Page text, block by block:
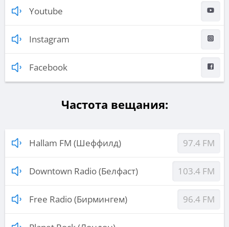
Youtube
Instagram
Facebook
Частота вещания:
Hallam FM (Шеффилд) 97.4 FM
Downtown Radio (Белфаст) 103.4 FM
Free Radio (Бирмингем) 96.4 FM